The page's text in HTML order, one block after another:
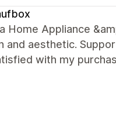
Home Appliance
and aesthetic.
with my